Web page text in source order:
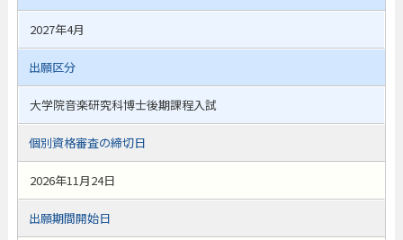
2027年4月
出願区分
大学院音楽研究科博士後期課程入試
個別資格審査の締切日
2026年11月24日
出願期間開始日